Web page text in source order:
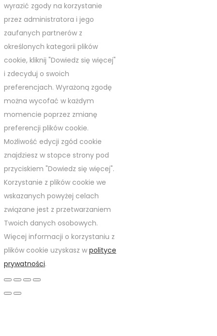
wyrazić zgody na korzystanie
przez administratora i jego
zaufanych partnerów z
określonych kategorii plików
cookie, kliknij "Dowiedz się więcej"
i zdecyduj o swoich
preferencjach. Wyrażoną zgodę
można wycofać w każdym
momencie poprzez zmianę
preferencji plików cookie.
Możliwość edycji zgód cookie
znajdziesz w stopce strony pod
przyciskiem "Dowiedz się więcej".
Korzystanie z plików cookie we
wskazanych powyżej celach
związane jest z przetwarzaniem
Twoich danych osobowych.
Więcej informacji o korzystaniu z
plików cookie uzyskasz w polityce
prywatności.